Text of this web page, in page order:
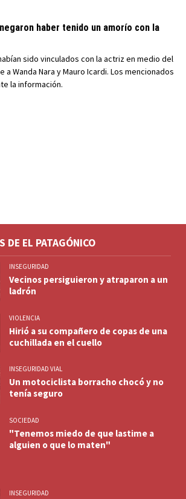
haber tenido un amorío con la
sido vinculados con la actriz en medio del
a Wanda Nara y Mauro Icardi. Los mencionados
la información.
DE EL PATAGÓNICO
INSEGURIDAD
Vecinos persiguieron y atraparon a un
ladrón
VIOLENCIA
Hirió a su compañero de copas de una
cuchillada en el cuello
INSEGURIDAD VIAL
Un motociclista borracho chocó y no
tenía seguro
SOCIEDAD
"Tenemos miedo de que lastime a
alguien o que lo maten"
INSEGURIDAD